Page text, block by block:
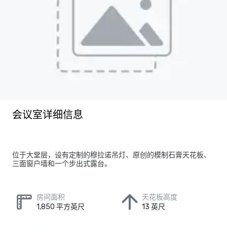
会议室详细信息
位于大堂层，设有定制的穆拉诺吊灯、原创的模制石膏天花板、
三面窗户墙和一个步出式露台。
房间面积
1,850 平方英尺
天花板高度
13 英尺